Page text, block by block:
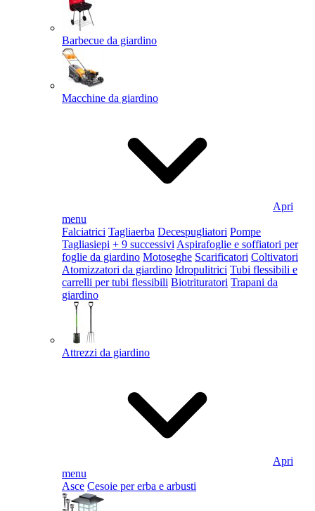
Barbecue da giardino
Macchine da giardino
Apri
menu
Falciatrici Tagliaerba Decespugliatori Pompe
Tagliasiepi + 9 successivi Aspirafoglie e soffiatori per
foglie da giardino Motoseghe Scarificatori Coltivatori
Atomizzatori da giardino Idropulitrici Tubi flessibili e
carrelli per tubi flessibili Biotrituratori Trapani da
giardino
Attrezzi da giardino
Apri
menu
Asce Cesoie per erba e arbusti